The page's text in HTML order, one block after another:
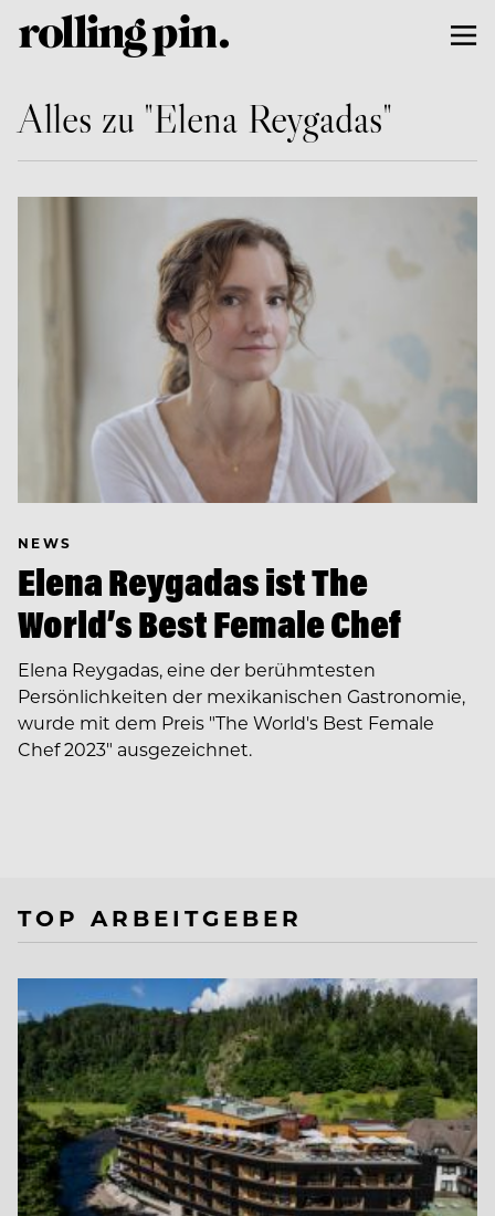
Alles zu "Elena Reygadas"
NEWS
Elena Reygadas ist The
World’s Best Female Chef
Elena Reygadas, eine der berühmtesten
Persönlichkeiten der mexikanischen Gastronomie,
wurde mit dem Preis "The World's Best Female
Chef 2023" ausgezeichnet.
TOP ARBEITGEBER